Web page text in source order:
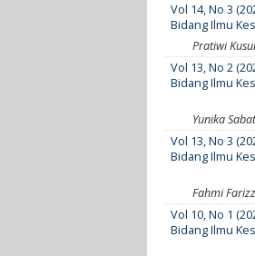
Vol 14, No 3
Bidang Ilmu
Pratiwi
Vol 13, No 2
Bidang Ilmu
Yunika
Vol 13, No 3
Bidang Ilmu
Fahmi
Vol 10, No 1
Bidang Ilmu